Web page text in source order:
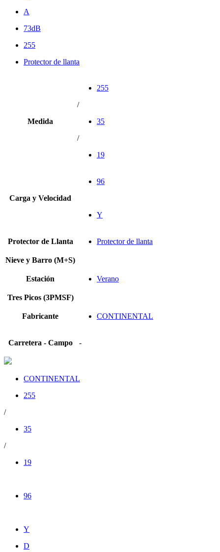
A
73dB
255
Protector de llanta
Medida
255
/
35
/
19
Carga y Velocidad
96
Y
Protector de Llanta Protector de llanta
Nieve y Barro (M+S)
Estación Verano
Tres Picos (3PMSF)
Fabricante CONTINENTAL
Carretera - Campo -
CONTINENTAL
255
/
35
/
19
96
Y
D